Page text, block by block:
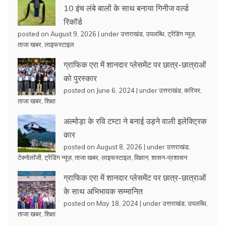
10 इंच लंबे बालों के साथ बनाया गिनीज वर्ल्ड
रिकॉर्ड
posted on August 9, 2026 | underउत्तराखंड उपलब्धि ट्रेंडिंग न्यूज़,
ताजा खबर लाइफस्टाइल
ग्राफिक एरा में शानदार प्लेसमेंट पर छात्र-छात्राओं
को पुरस्कार
posted on June 6, 2024 | underउत्तराखंड करियर
ताजा खबर शिक्षा
अल्मोड़ा के रवि टम्टा ने बनाई उड़ने वाली इलेक्ट्रिक
कार
posted on August 8, 2026 | underउत्तराखंड
टेक्नोलॉजी ट्रेंडिंग न्यूज़, ताजा खबर लाइफस्टाइल विज्ञान, शासन-प्रशासन
ग्राफिक एरा में शानदार प्लेसमेंट पर छात्र-छात्राओं
के साथ अभिभावक सम्मानित
posted on May 18, 2024 | underउत्तराखंड उपलब्धि
ताजा खबर शिक्षा